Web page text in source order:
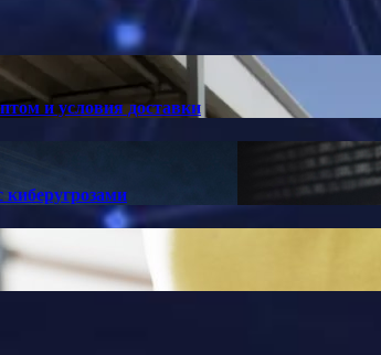
и условия доставки
киберугрозами